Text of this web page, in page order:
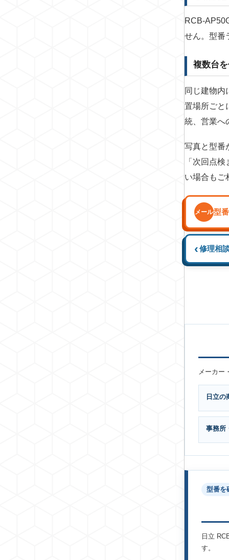
RCB-
せん。型番
複数台
同じ建物内
置場所ごと
統、営業へ
写真と型番
「次回点
い場合もご
メール型
‹修理相
メーカー
日立の
事務所
型番を
日立
す。